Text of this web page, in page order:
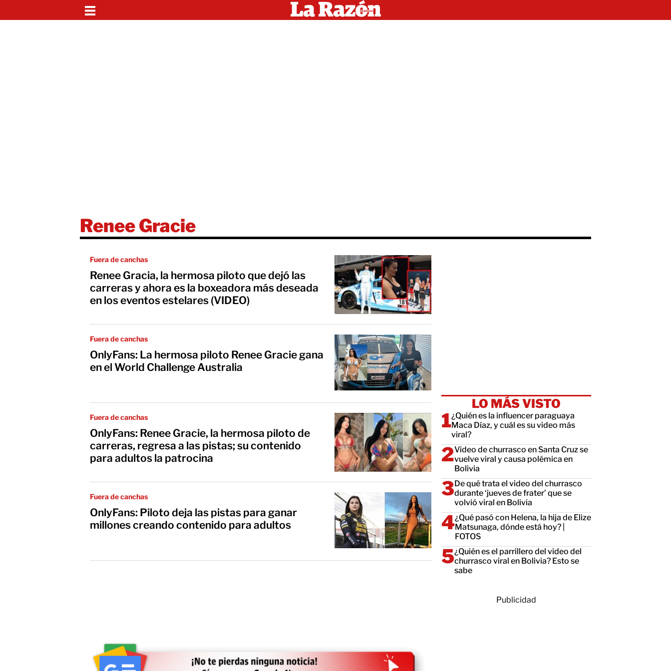
Renee Gracie
Fuera de canchas
Renee Gracia, la hermosa piloto que dejó las
carreras y ahora es la boxeadora más deseada
en los eventos estelares (VIDEO)
Fuera de canchas
OnlyFans: La hermosa piloto Renee Gracie gana
en el World Challenge Australia
Fuera de canchas
OnlyFans: Renee Gracie, la hermosa piloto de
carreras, regresa a las pistas; su contenido
para adultos la patrocina
Fuera de canchas
OnlyFans: Piloto deja las pistas para ganar
millones creando contenido para adultos
LO MÁS VISTO
¿Quién es la influencer paraguaya
Maca Díaz, y cuál es su video más
viral?
Video de churrasco en Santa Cruz se
vuelve viral y causa polémica en
Bolivia
De qué trata el video del churrasco
durante ‘jueves de frater’ que se
volvió viral en Bolivia
¿Qué pasó con Helena, la hija de Elize
Matsunaga, dónde está hoy? |
FOTOS
¿Quién es el parrillero del video del
churrasco viral en Bolivia? Esto se
sabe
Publicidad